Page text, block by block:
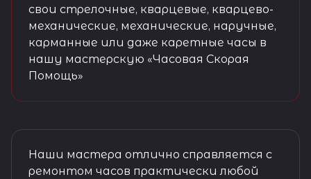
свои стрелочные, кварцевые, кварцево-
механические, механические, наручные,
карманные или даже каретные часы в
нашу мастерскую «Часовая Скорая
Помощь»
Наши мастера отлично справляется с
ремонтом часов практически любой